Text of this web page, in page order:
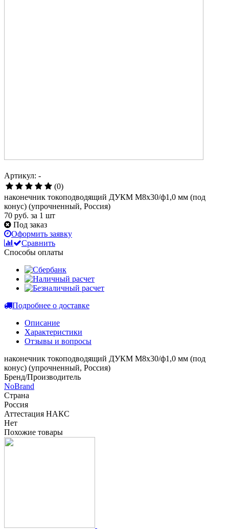
Артикул: -
(0)
наконечник токоподводящий ДУКМ М8х30/ф1,0 мм (под
конус) (упрочненный, Россия)
70 руб. за 1 шт
Под заказ
Оформить заявку
Сравнить
Способы оплаты
Подробнее о доставке
Описание
Характеристики
Отзывы и вопросы
наконечник токоподводящий ДУКМ М8х30/ф1,0 мм (под
конус) (упрочненный, Россия)
Бренд/Производитель
NoBrand
Страна
Россия
Аттестация НАКС
Нет
Похожие товары